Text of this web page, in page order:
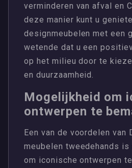
verminderen van afval en
deze manier kunt u
designmeubelen met een
wetende dat u een
op het milieu door te
en duurzaamheid.
Mogelijkheid om
ontwerpen te
Een van de voordelen van
meubelen tweedehands
om iconische ontwerpen